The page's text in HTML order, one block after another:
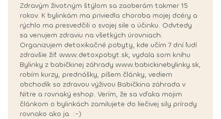
Zdravým životným štýlom sa zaoberám takmer 15
rokov. K bylinkám ma priviedla choroba mojej dcéry a
rýchlo ma presvedčili o svojej sile a účinku. Odvtedy
sa venujem zdraviu na všetkých úrovniach.
Organizujem detoxikačné pobyty, kde učím 7 dní ľudí
zdravšie žiť www.detoxpobyt.sk, vydala som knihu
Bylinky z babičkinej záhrady www.babickinebylinky.sk,
robím kurzy, prednášky, píšem články, vediem
obchodík so zdravou výživou Babičkina záhrada v
Nitre a rovnaký eshop. Verím, že sa vďaka mojim
článkom o bylinkách zamilujete do liečivej sily prírody
rovnako ako ja. :-)